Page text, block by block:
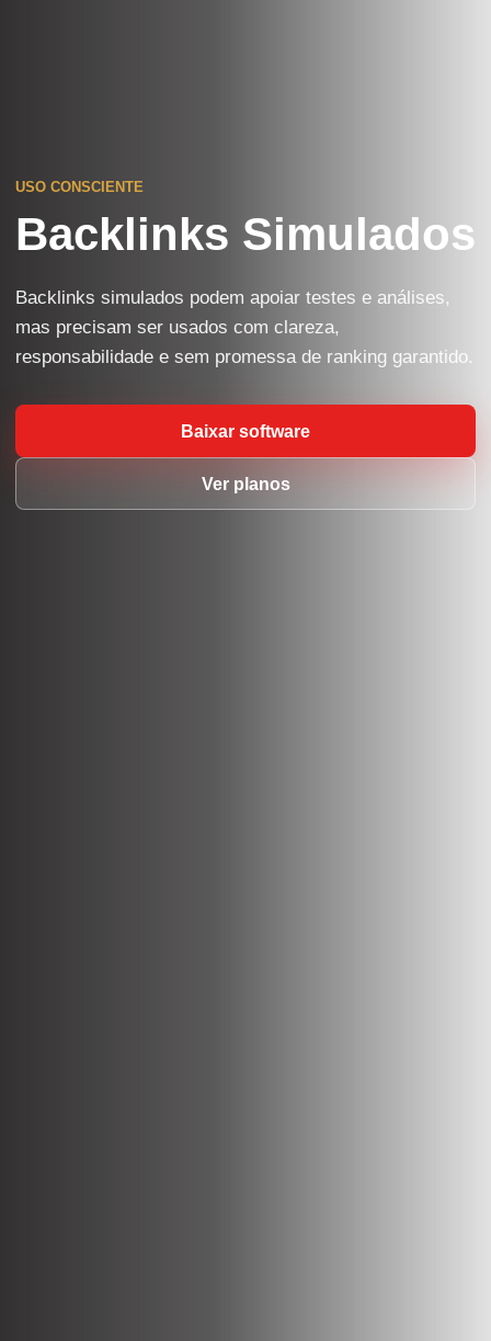
USO CONSCIENTE
Backlinks Simulados
Backlinks simulados podem apoiar testes e análises,
mas precisam ser usados com clareza,
responsabilidade e sem promessa de ranking garantido.
Baixar software
Ver planos